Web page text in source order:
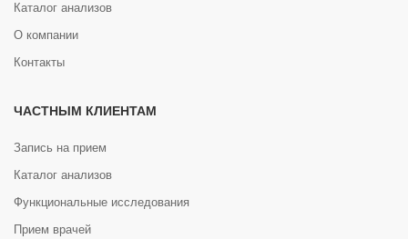
Каталог анализов
О компании
Контакты
ЧАСТНЫМ КЛИЕНТАМ
Запись на прием
Каталог анализов
Функциональные исследования
Прием врачей